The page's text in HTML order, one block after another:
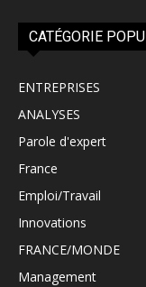
CATÉGORIE
ENTREPRISES
ANALYSES
Parole d'expert
France
Emploi/Travail
Innovations
FRANCE/MONDE
Management